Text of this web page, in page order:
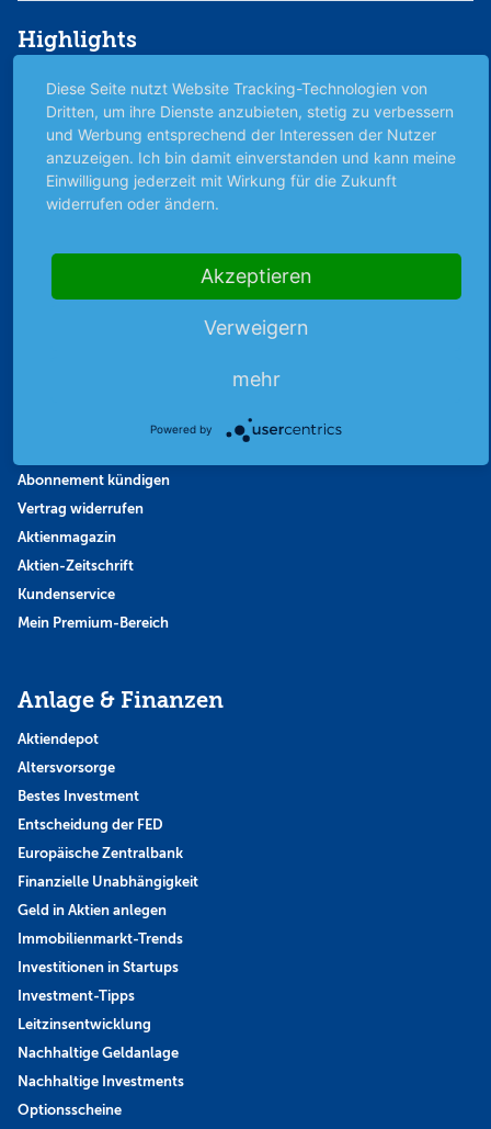
Highlights
Archiv
Börsenbericht
Börsengerüchte
Börsengespräche
Börsennews
Finanzpodcast
Abonnement kündigen
Vertrag widerrufen
Aktienmagazin
Aktien-Zeitschrift
Kundenservice
Mein Premium-Bereich
Anlage & Finanzen
Aktiendepot
Altersvorsorge
Bestes Investment
Entscheidung der FED
Europäische Zentralbank
Finanzielle Unabhängigkeit
Geld in Aktien anlegen
Immobilienmarkt-Trends
Investitionen in Startups
Investment-Tipps
Leitzinsentwicklung
Nachhaltige Geldanlage
Nachhaltige Investments
Optionsscheine
Diese Seite nutzt Website Tracking-Technologien von
Dritten, um ihre Dienste anzubieten, stetig zu verbessern
und Werbung entsprechend der Interessen der Nutzer
anzuzeigen. Ich bin damit einverstanden und kann meine
Einwilligung jederzeit mit Wirkung für die Zukunft
widerrufen oder ändern.
Akzeptieren
Verweigern
mehr
Powered by